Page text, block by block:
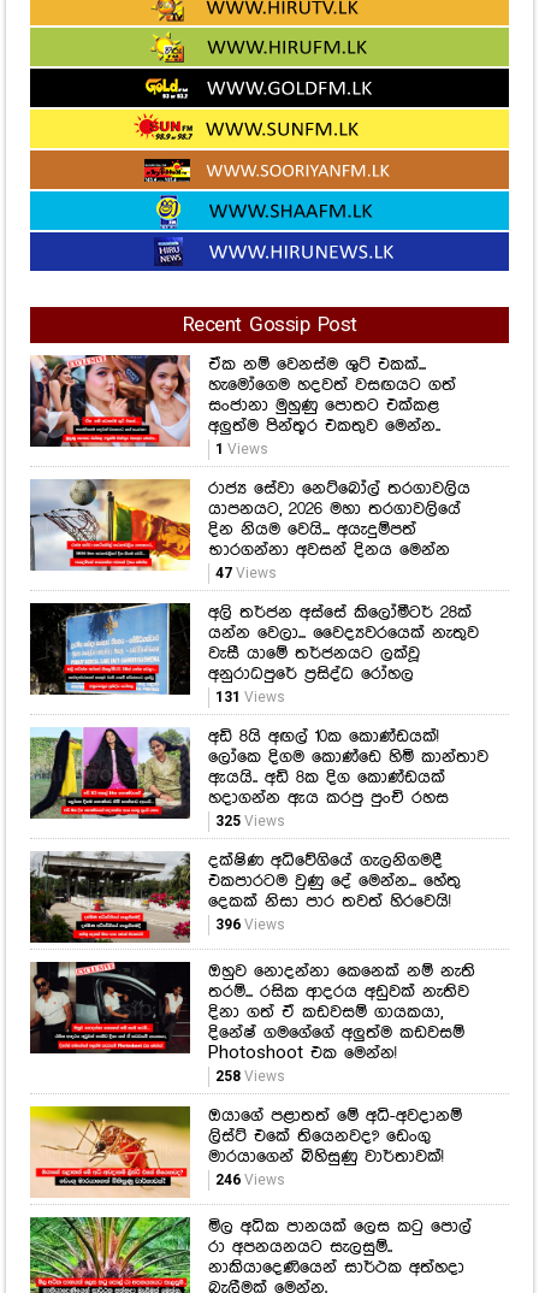
Recent Gossip Post
ඒක නම් වෙනස්ම ශුට් එකක්...
හැමෝගෙම හදවත් වසඟයට ගත්
සංජානා මුහුණු පොතට එක්කළ
අලුත්ම පින්තූර එකතුව මෙන්න..
1 Views
රාජ්‍ය සේවා නෙට්බෝල් තරගාවලිය
යාපනයට, 2026 මහා තරගාවලියේ
දින නියම වෙයි... අයැදුම්පත්
භාරගන්නා අවසන් දිනය මෙන්න
47Views
අලි තර්ජන අස්සේ කිලෝමීටර් 28ක්
යන්න වෙලා... වෛද්‍යවරයෙක් නැතුව
වැසී යාමේ තර්ජනයට ලක්වූ
අනුරාධපුරේ ප්‍රසිද්ධ රෝහල
131 Views
අඩි 8යි අඟල් 10ක කොණ්ඩයක්!
ලෝකෙ දිගම කොණ්ඩෙ හිමි කාන්තාව
ඇයයි.. අඩි 8ක දිග කොණ්ඩයක්
හදාගන්න ඇය කරපු පුංචි රහස
325Views
දක්ෂිණ අධිවේගියේ ගැලනිගමදී
එකපාරටම වුණු දේ මෙන්න... හේතු
දෙකක් නිසා පාර තවත් හිරවෙයි!
396Views
ඔහුව නොදන්නා කෙනෙක් නම් නැති
තරම්... රසික ආදරය අඩුවක් නැතිව
දිනා ගත් ඒ කඩවසම් ගායකයා,
දිනේෂ් ගමගේගේ අලුත්ම කඩවසම්
Photoshoot එක මෙන්න!
258Views
ඔයාගේ පළාතත් මේ අධි-අවදානම්
ලිස්ට් එකේ තියෙනවද? ඩෙංගු
මාරයාගෙන් බිහිසුණු වාර්තාවක්!
246Views
මිල අධික පානයක් ලෙස කටු පොල්
රා අපනයනයට සැලසුම්..
නාකියාදෙණියෙන් සාර්ථක අත්හදා
බැලීමක් මෙන්න.